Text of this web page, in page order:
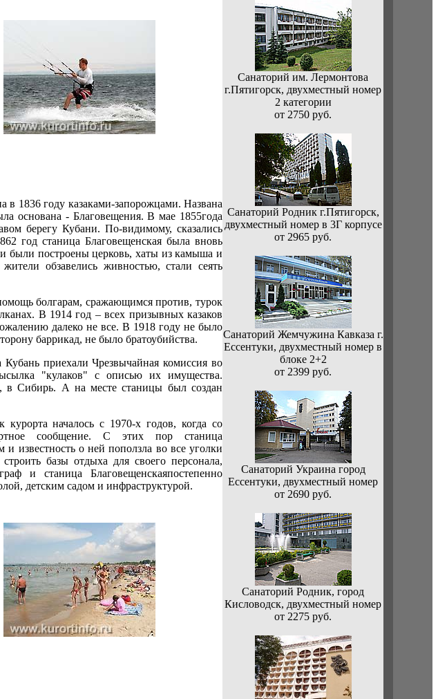
в 1836 году казаками-запорожцами. Названа
основана - Благовещения. В мае 1855года
берегу Кубани. По-видимому, сказались
год станица Благовещенская была вновь
были построены церковь, хаты из камыша и
обзавелись живностью, стали сеять
болгарам, сражающимся против, турок
В 1914 год – всех призывных казаков
далеко не все. В 1918 году не было
баррикад, не было братоубийства.
приехали Чрезвычайная комиссия во
"кулаков" с описью их имущества.
в Сибирь. А на месте станицы был создан
началось с 1970-х годов, когда со
сообщение. С этих пор станица
известность о ней поползла во все уголки
базы отдыха для своего персонала,
и станица Благовещенскаяпостепенно
детским садом и инфраструктурой.
Санаторий им. Лермонтова
г.Пятигорск, двухместный номер
2 категории
от 2750 руб.
Санаторий Родник г.Пятигорск,
двухместный номер в 3Г корпусе
от 2965 руб.
Санаторий Жемчужина Кавказа г.
Ессентуки, двухместный номер в
блоке 2+2
от 2399 руб.
Санаторий Украина город
Ессентуки, двухместный номер
от 2690 руб.
Санаторий Родник, город
Кисловодск, двухместный номер
от 2275 руб.